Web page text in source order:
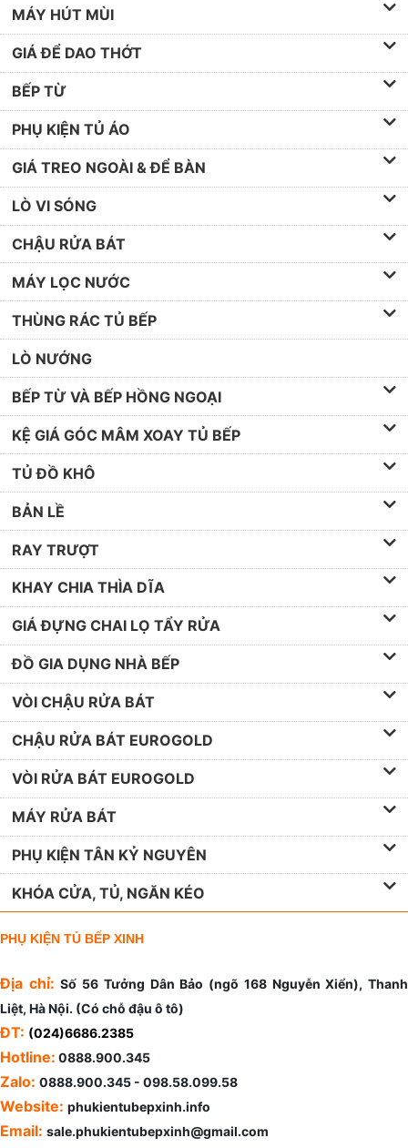
MÁY HÚT MÙI
GIÁ ĐỂ DAO THỚT
BẾP TỪ
PHỤ KIỆN TỦ ÁO
GIÁ TREO NGOÀI & ĐỂ BÀN
LÒ VI SÓNG
CHẬU RỬA BÁT
MÁY LỌC NƯỚC
THÙNG RÁC TỦ BẾP
LÒ NƯỚNG
BẾP TỪ VÀ BẾP HỒNG NGOẠI
KỆ GIÁ GÓC MÂM XOAY TỦ BẾP
TỦ ĐỒ KHÔ
BẢN LỀ
RAY TRƯỢT
KHAY CHIA THÌA DĨA
GIÁ ĐỰNG CHAI LỌ TẨY RỬA
ĐỒ GIA DỤNG NHÀ BẾP
VÒI CHẬU RỬA BÁT
CHẬU RỬA BÁT EUROGOLD
VÒI RỬA BÁT EUROGOLD
MÁY RỬA BÁT
PHỤ KIỆN TÂN KỶ NGUYÊN
KHÓA CỬA, TỦ, NGĂN KÉO
PHỤ KIỆN TỦ BẾP XINH
Địa chỉ: Số 56 Tưởng Dân Bảo (ngõ 168 Nguyễn Xiển), Thanh
Liệt, Hà Nội. (Có chỗ đậu ô tô)
ĐT: (024)6686.2385
Hotline: 0888.900.345
Zalo: 0888.900.345 - 098.58.099.58
Website: phukientubepxinh.info
Email: sale.phukientubepxinh@gmail.com